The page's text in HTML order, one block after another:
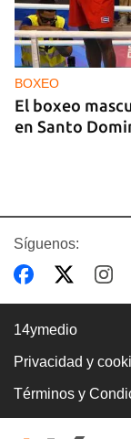
BOXEO
El boxeo
en Santo
CUBA Y LA NOCHE
La extrema
Habana
Síguenos:
14ymedio
Privacidad y
Términos y